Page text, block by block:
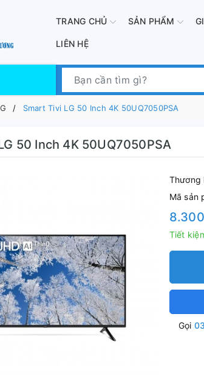
TRANG CHỦ SẢN PHẨM
LIÊN HỆ
Smart Tivi LG 50 Inch 4K 50UQ7050PSA
50 Inch 4K 50UQ7050PSA
Thương
Mã sản
Tiết
Gọi